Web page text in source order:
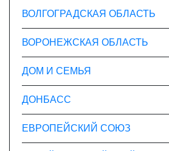
ВОЛГОГРАДСКАЯ ОБЛАСТЬ
ВОРОНЕЖСКАЯ ОБЛАСТЬ
ДОМ И СЕМЬЯ
ДОНБАСС
ЕВРОПЕЙСКИЙ СОЮЗ